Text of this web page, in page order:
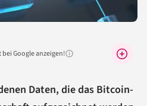
Google anzeigen!Warum lohnt sich das?
Daten, die das Bitcoin-